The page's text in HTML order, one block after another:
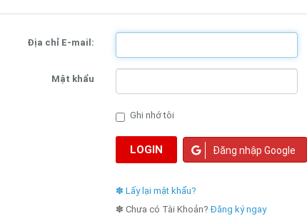
Địa chỉ E-mail:
Mật khẩu
Ghi nhớ tôi
LOGIN Đăng nhập Google
✽ Lấy lại mật khẩu?
✽ Chưa có Tài Khoản?Đăng ký ngay